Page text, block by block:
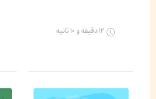
۱۲ دقیقه و ۱۰ ثانیه